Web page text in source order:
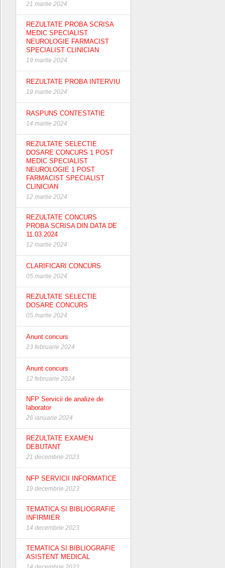
21 martie 2024
REZULTATE PROBA SCRISA
MEDIC SPECIALIST
NEUROLOGIE FARMACIST
SPECIALIST CLINICIAN
19 martie 2024
REZULTATE PROBA INTERVIU
19 martie 2024
RASPUNS CONTESTATIE
14 martie 2024
REZULTATE SELECTIE
DOSARE CONCURS 1 POST
MEDIC SPECIALIST
NEUROLOGIE 1 POST
FARMACIST SPECIALIST
CLINICIAN
12 martie 2024
REZULTATE CONCURS
PROBA SCRISA DIN DATA DE
11.03.2024
12 martie 2024
CLARIFICARI CONCURS
05 martie 2024
REZULTATE SELECTIE
DOSARE CONCURS
05 martie 2024
Anunt concurs
23 februarie 2024
Anunt concurs
12 februarie 2024
NFP Servicii de analize de
laborator
26 ianuarie 2024
REZULTATE EXAMEN
DEBUTANT
21 decembrie 2023
NFP SERVICII INFORMATICE
19 decembrie 2023
TEMATICA SI BIBLIOGRAFIE
INFIRMIER
14 decembrie 2023
TEMATICA SI BIBLIOGRAFIE
ASISTENT MEDICAL